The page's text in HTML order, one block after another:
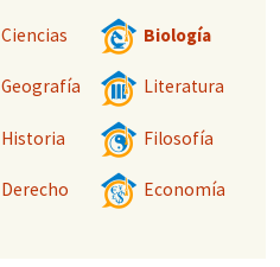
Ciencias Biología
Geografía Literatura
Historia Filosofía
Derecho Economía